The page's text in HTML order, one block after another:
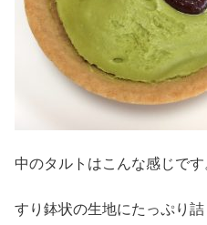
中のタルトはこんな感じです
すり鉢状の生地にたっぷり